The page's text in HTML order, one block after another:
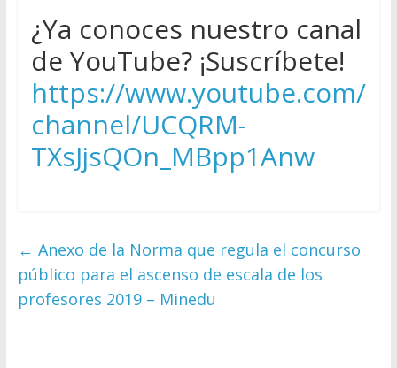
¿Ya conoces nuestro canal
de YouTube? ¡Suscríbete!
https://www.youtube.com/
channel/UCQRM-
TXsJjsQOn_MBpp1Anw
← Anexo de la Norma que regula el concurso
público para el ascenso de escala de los
profesores 2019 – Minedu